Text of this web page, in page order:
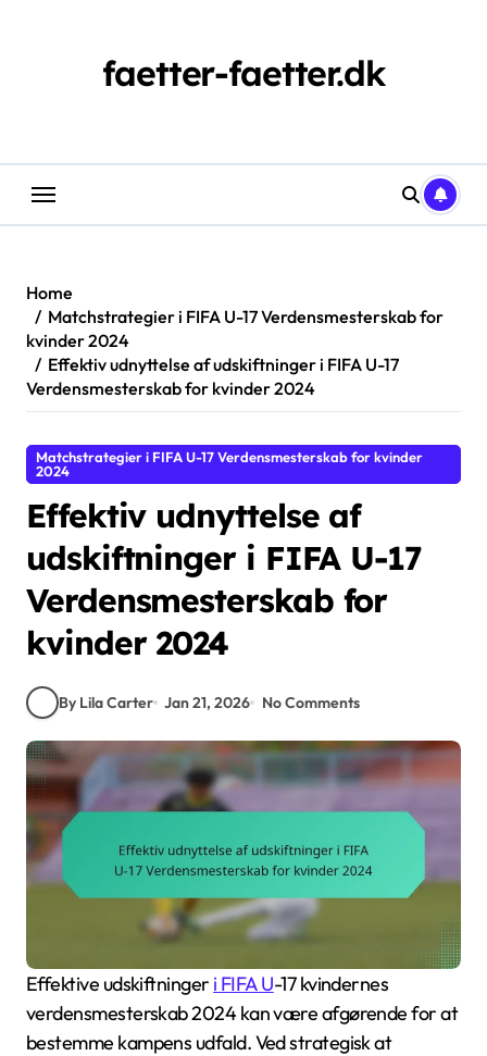
faetter-faetter.dk
Home
Matchstrategier i FIFA U-17 Verdensmesterskab for
kvinder 2024
Effektiv udnyttelse af udskiftninger i FIFA U-17
Verdensmesterskab for kvinder 2024
Matchstrategier i FIFA U-17 Verdensmesterskab for kvinder
2024
Effektiv udnyttelse af
udskiftninger i FIFA U-17
Verdensmesterskab for
kvinder 2024
By Lila Carter Jan 21, 2026 No Comments
Effektive udskiftninger i FIFA U-17 kvindernes
verdensmesterskab 2024 kan være afgørende for at
bestemme kampens udfald. Ved strategisk at